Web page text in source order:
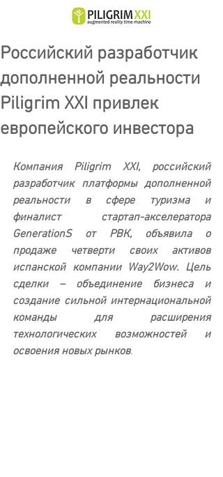
Российский разработчик
дополненной реальности
Piligrim XXI привлек
европейского инвестора
Компания Piligrim XXI, российский
разработчик платформы дополненной
реальности в сфере туризма и
финалист стартап-акселератора
GenerationS от РВК, объявила о
продаже четверти своих активов
испанской компании Way2Wow. Цель
сделки – объединение бизнеса и
создание сильной интернациональной
команды для расширения
технологических возможностей и
освоения новых рынков.